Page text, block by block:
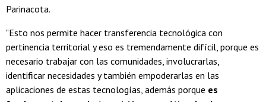
Parinacota.
"Esto nos permite hacer transferencia tecnológica con
pertinencia territorial y eso es tremendamente difícil, porque es
necesario trabajar con las comunidades, involucrarlas,
identificar necesidades y también empoderarlas en las
aplicaciones de estas tecnologías, además porque es